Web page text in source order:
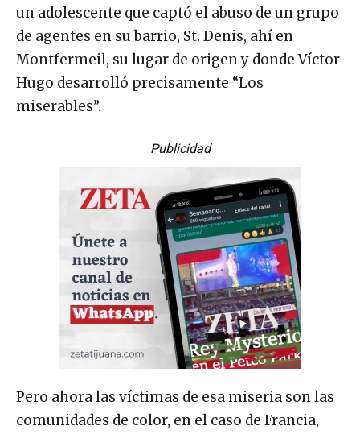
un adolescente que captó el abuso de un grupo
de agentes en su barrio, St. Denis, ahí en
Montfermeil, su lugar de origen y donde Víctor
Hugo desarrolló precisamente “Los
miserables”.
Publicidad
Pero ahora las víctimas de esa miseria son las
comunidades de color, en el caso de Francia,